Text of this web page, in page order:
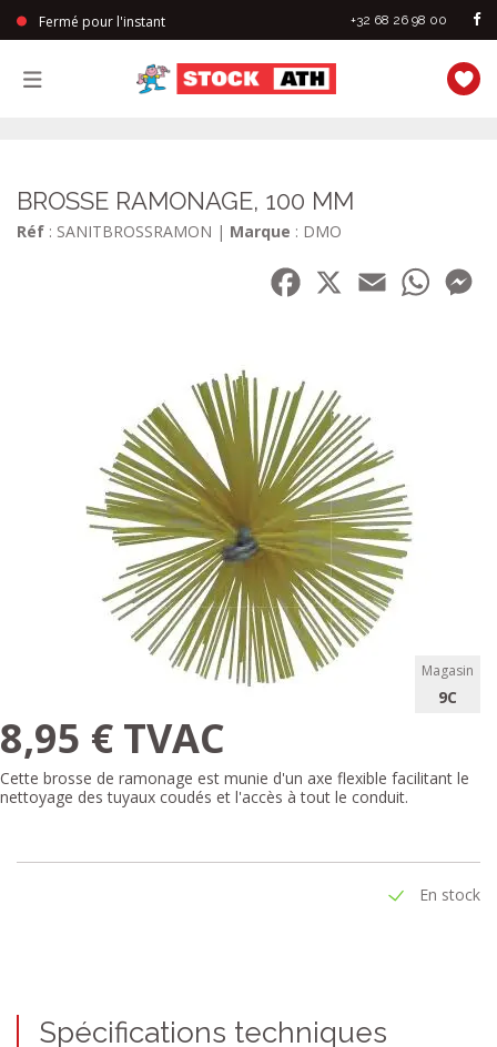
Fermé pour l'instant +32 68 26 98 00
BROSSE RAMONAGE, 100 MM
Réf : SANITBROSSRAMON | Marque : DMO
Facebook
Email
Magasin
9C
8,95 € TVAC
Cette brosse de ramonage est munie d'un axe flexible facilitant le
nettoyage des tuyaux coudés et l'accès à tout le conduit.
En stock
Spécifications techniques